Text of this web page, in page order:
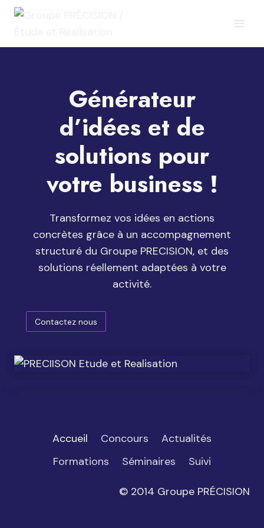
Aller
Générateur
d’idées et de
solutions pour
votre business !
Transformez vos idées en actions
concrètes grâce à un accompagnement
structuré du Groupe PRECISION, et des
solutions réellement adaptées à votre
activité.
Contactez nous
Accueil Concours
Actualités
Formations
Séminaires Suivi
© 2014 Groupe PRÉCISION